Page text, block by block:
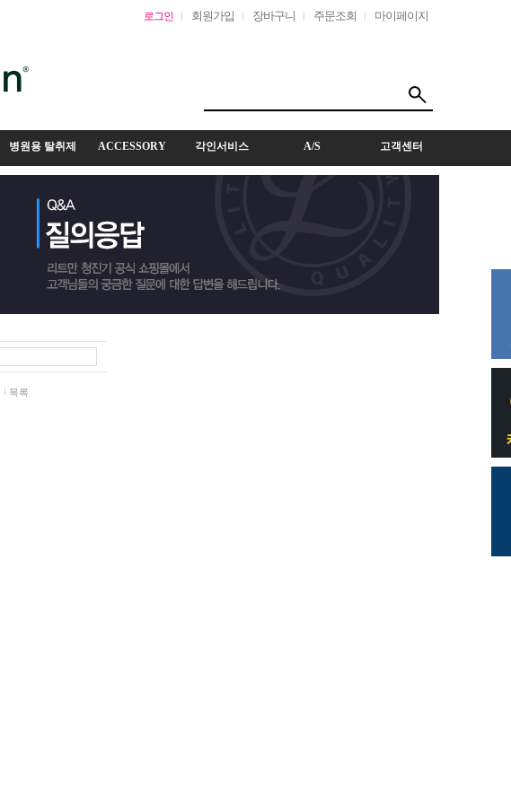
로그인 회원가입 장바구니 주문조회 마이페이지
병원용 탈취제 ACCESSORY 각인서비스 A/S 고객센터
목록